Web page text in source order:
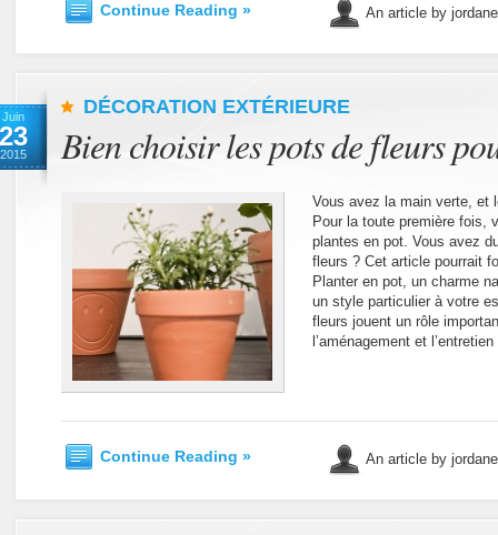
Continue Reading » An article by
Juin
23
2015
DÉCORATION EXTÉRIEURE
Bien choisir les pots de fleurs
Vous avez la main verte, et
Pour la toute première fois,
plantes en pot. Vous avez
fleurs ? Cet article pourrait
Planter en pot, un charme
un style particulier à votre
fleurs jouent un rôle
l’aménagement et
Continue Reading » An article by